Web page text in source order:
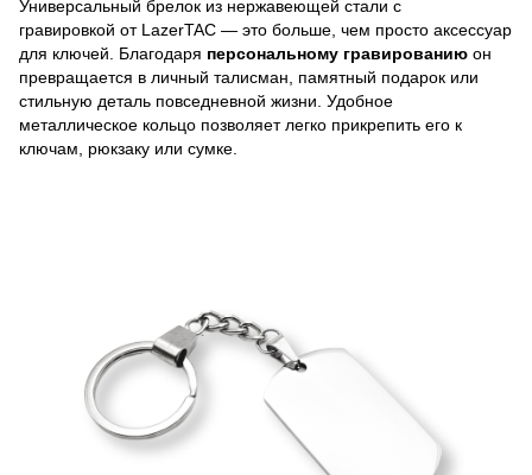
Универсальный брелок из нержавеющей стали с
гравировкой от LazerTAC — это больше, чем просто аксессуар
для ключей. Благодаря персональному гравированию он
превращается в личный талисман, памятный подарок или
стильную деталь повседневной жизни. Удобное
металлическое кольцо позволяет легко прикрепить его к
ключам, рюкзаку или сумке.